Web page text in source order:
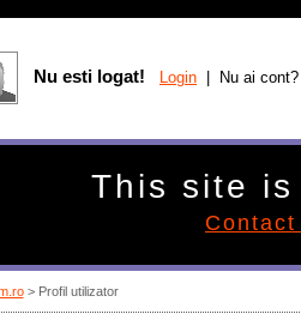
> Profil utilizator
Nu esti logat! Login | Nu ai cont?
This site
Contact